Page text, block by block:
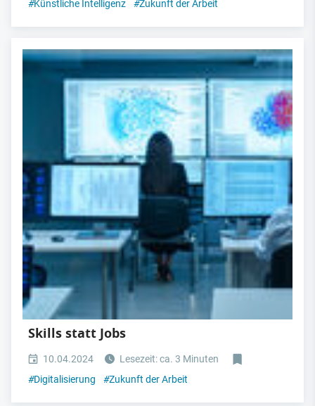
#Künstliche Intelligenz #Zukunft der Arbeit
Skills statt Jobs
10.04.2024
Lesezeit: ca. 3 Minuten
#Digitalisierung #Zukunft der Arbeit